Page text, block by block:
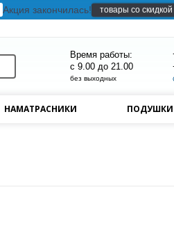
Акция закончилась!
товары со скидкой
Время работы:
с 9.00 до 21.00
без выходных
НАМАТРАСНИКИ ПОДУШКИ